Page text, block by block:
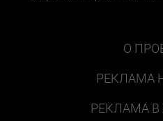
О
РЕКЛАМА
РЕКЛАМА